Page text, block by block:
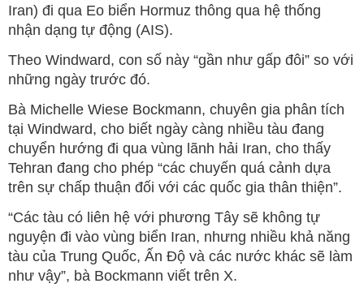
Iran) đi qua Eo biển Hormuz thông qua hệ thống
nhận dạng tự động (AIS).
Theo Windward, con số này “gần như gấp đôi” so với
những ngày trước đó.
Bà Michelle Wiese Bockmann, chuyên gia phân tích
tại Windward, cho biết ngày càng nhiều tàu đang
chuyển hướng đi qua vùng lãnh hải Iran, cho thấy
Tehran đang cho phép “các chuyến quá cảnh dựa
trên sự chấp thuận đối với các quốc gia thân thiện”.
“Các tàu có liên hệ với phương Tây sẽ không tự
nguyện đi vào vùng biển Iran, nhưng nhiều khả năng
tàu của Trung Quốc, Ấn Độ và các nước khác sẽ làm
như vậy”, bà Bockmann viết trên X.